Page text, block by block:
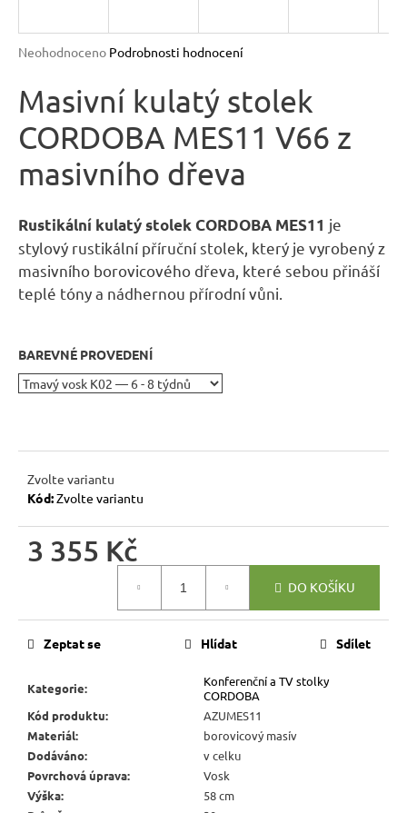
Průměrné
produktu
je
0,0
z
5
hvězdiček.
Neohodnoceno Podrobnosti hodnocení
Masivní kulatý stolek
CORDOBA MES11 V66 z
masivního dřeva
Rustikální kulatý stolek CORDOBA MES11 je
stylový rustikální příruční stolek, který je vyrobený z
masivního borovicového dřeva, které sebou přináší
teplé tóny a nádhernou přírodní vůni.
BAREVNÉ PROVEDENÍ
Zvolte variantu
Kód:Zvolte variantu
3 355 Kč
DO KOŠÍKU
Kategorie:
Konferenční a TV stolky
CORDOBA
Kód produktu:
AZUMES11
Materiál:
borovicový masív
Dodáváno:
v celku
Povrchová úprava:
Vosk
Výška:
58 cm
Zeptat se Hlídat Sdílet
a
í
t
?
HLEDAT
o
p
o
č
u
e
m
RUSTIKÁLNÍ
ŽIDLE
MEXICANA
403
Kč
Původně:
670
Kč